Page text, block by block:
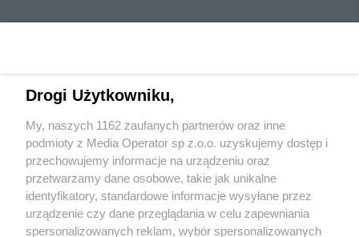
Wydawca mediówlokalnych
Drogi Użytkowniku,
My, naszych 1162 zaufanych partnerów oraz inne
podmioty z Media Operator sp z.o.o. uzyskujemy dostęp i
przechowujemy informacje na urządzeniu oraz
przetwarzamy dane osobowe, takie jak unikalne
identyfikatory, standardowe informacje wysyłane przez
urządzenie czy dane przeglądania w celu zapewniania
spersonalizowanych reklam, wybór spersonalizowanych